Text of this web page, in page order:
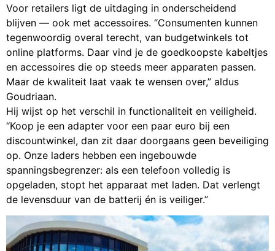
Voor retailers ligt de uitdaging in onderscheidend
blijven — ook met accessoires. “Consumenten kunnen
tegenwoordig overal terecht, van budgetwinkels tot
online platforms. Daar vind je de goedkoopste kabeltjes
en accessoires die op steeds meer apparaten passen.
Maar de kwaliteit laat vaak te wensen over,” aldus
Goudriaan.
Hij wijst op het verschil in functionaliteit en veiligheid.
“Koop je een adapter voor een paar euro bij een
discountwinkel, dan zit daar doorgaans geen beveiliging
op. Onze laders hebben een ingebouwde
spanningsbegrenzer: als een telefoon volledig is
opgeladen, stopt het apparaat met laden. Dat verlengt
de levensduur van de batterij én is veiliger.”